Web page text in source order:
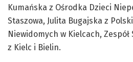
Kumańska z Ośrodka Dzieci
Staszowa, Julita Bugajska z
Niewidomych w Kielcach,
z Kielc i Bielin.